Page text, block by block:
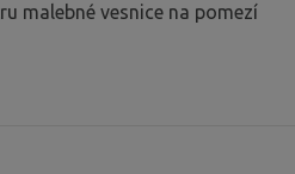
malebné vesnice na pomezí